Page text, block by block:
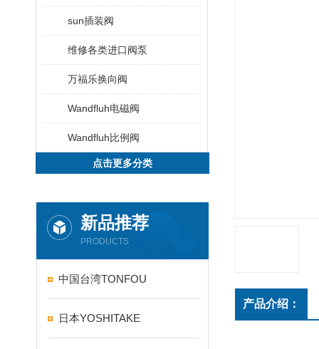
sun插装阀
维修各类进口阀泵
万福乐换向阀
Wandfluh电磁阀
Wandfluh比例阀
点击更多分类
新品推荐
PRODUCTS
中国台湾TONFOU
日本YOSHITAKE
产品介绍：